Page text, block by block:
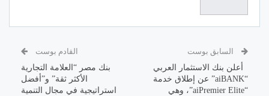
السابق بوست
أعلن بنك الاستثمار العربي
“aiBANK” عن إطلاق خدمة
“aiPremier Elite”، وهي
القادم بوست
بنك مصر “العلامة التجارية
الأكثر ثقة” و”أفضل
استراتيجية في مجال التنمية